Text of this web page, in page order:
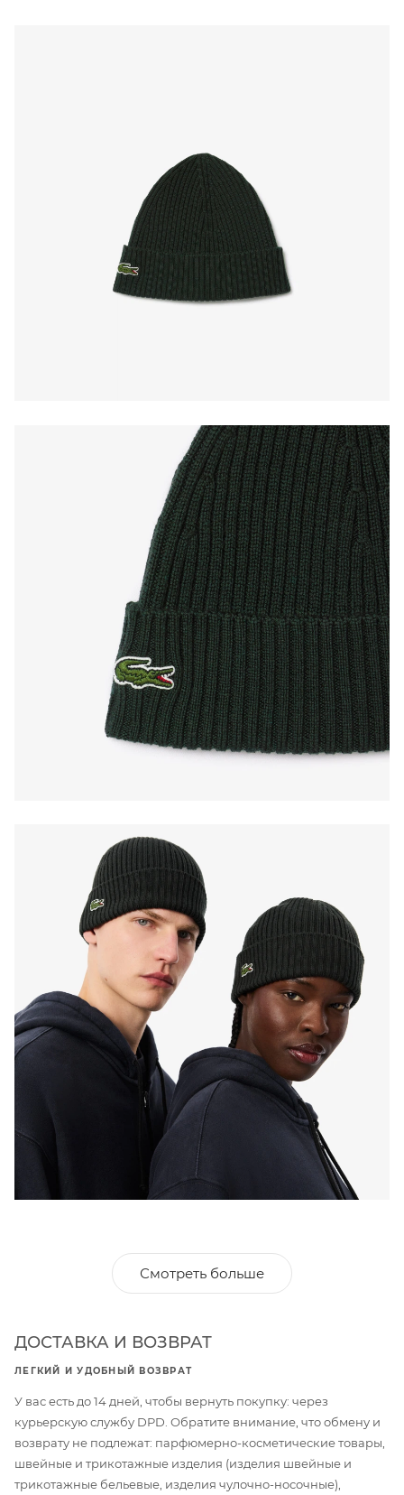
Смотреть больше
ДОСТАВКА И ВОЗВРАТ
ЛЕГКИЙ И УДОБНЫЙ ВОЗВРАТ
У вас есть до 14 дней, чтобы вернуть покупку: через
курьерскую службу DPD. Обратите внимание, что обмену и
возврату не подлежат: парфюмерно-косметические товары,
швейные и трикотажные изделия (изделия швейные и
трикотажные бельевые, изделия чулочно-носочные),